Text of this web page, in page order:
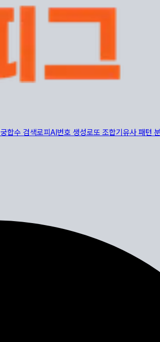
궁합수 검색로피AI번호 생성로또 조합기 유사 패턴